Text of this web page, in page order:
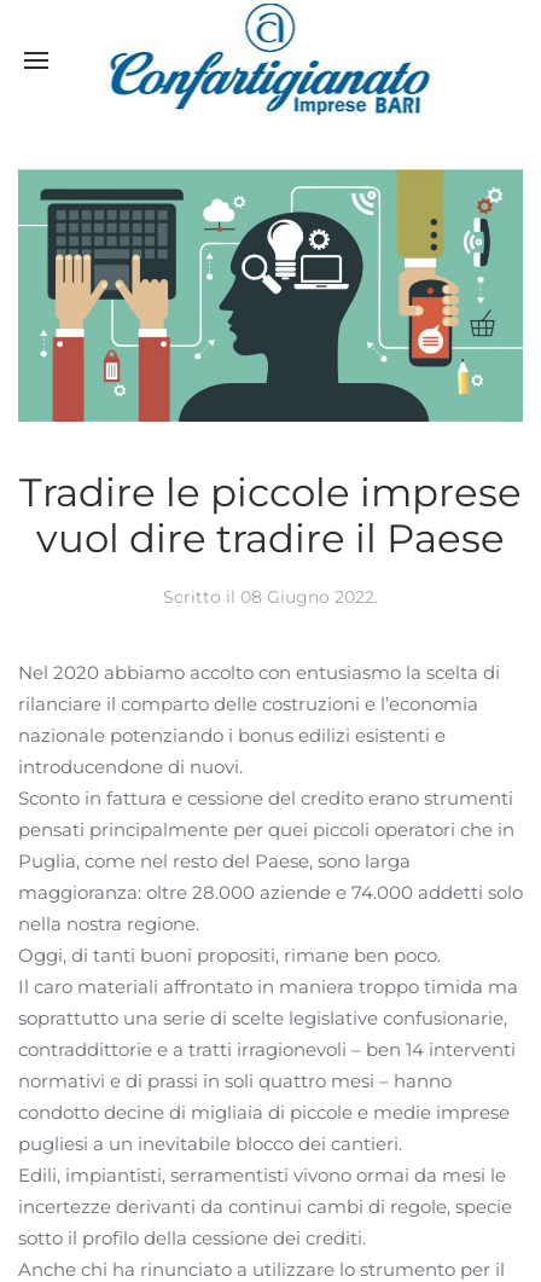
Tradire le piccole imprese
vuol dire tradire il Paese
Scritto il 08 Giugno 2022.
Nel 2020 abbiamo accolto con entusiasmo la scelta di
rilanciare il comparto delle costruzioni e l’economia
nazionale potenziando i bonus edilizi esistenti e
introducendone di nuovi.
Sconto in fattura e cessione del credito erano strumenti
pensati principalmente per quei piccoli operatori che in
Puglia, come nel resto del Paese, sono larga
maggioranza: oltre 28.000 aziende e 74.000 addetti solo
nella nostra regione.
Oggi, di tanti buoni propositi, rimane ben poco.
Il caro materiali affrontato in maniera troppo timida ma
soprattutto una serie di scelte legislative confusionarie,
contraddittorie e a tratti irragionevoli – ben 14 interventi
normativi e di prassi in soli quattro mesi – hanno
condotto decine di migliaia di piccole e medie imprese
pugliesi a un inevitabile blocco dei cantieri.
Edili, impiantisti, serramentisti vivono ormai da mesi le
incertezze derivanti da continui cambi di regole, specie
sotto il profilo della cessione dei crediti.
Anche chi ha rinunciato a utilizzare lo strumento per il